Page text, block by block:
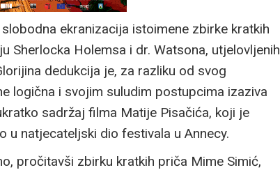
ekranizacija istoimene zbirke kratkih
Sherlocka Holemsa i dr. Watsona, utjelovljenih
dedukcija je, za razliku od svog
logična i svojim suludim postupcima izaziva
sadržaj filma Matije Pisačića, koji je
u natjecateljski dio festivala u Annecy.
pročitavši zbirku kratkih priča Mime Simić,